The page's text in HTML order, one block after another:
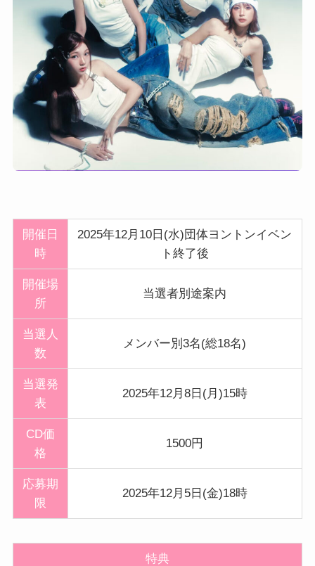
開催日
時
2025年12月10日(水)団体ヨントンイベン
ト終了後
開催場
所
当選者別途案内
当選人
数
メンバー別3名(総18名)
当選発
表
2025年12月8日(月)15時
CD価
格
1500円
応募期
限
2025年12月5日(金)18時
特典